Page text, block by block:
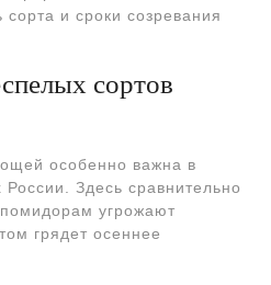
сорта и сроки созревания
сортов
особенно важна в
России. Здесь сравнительно
угрожают
грядет осеннее